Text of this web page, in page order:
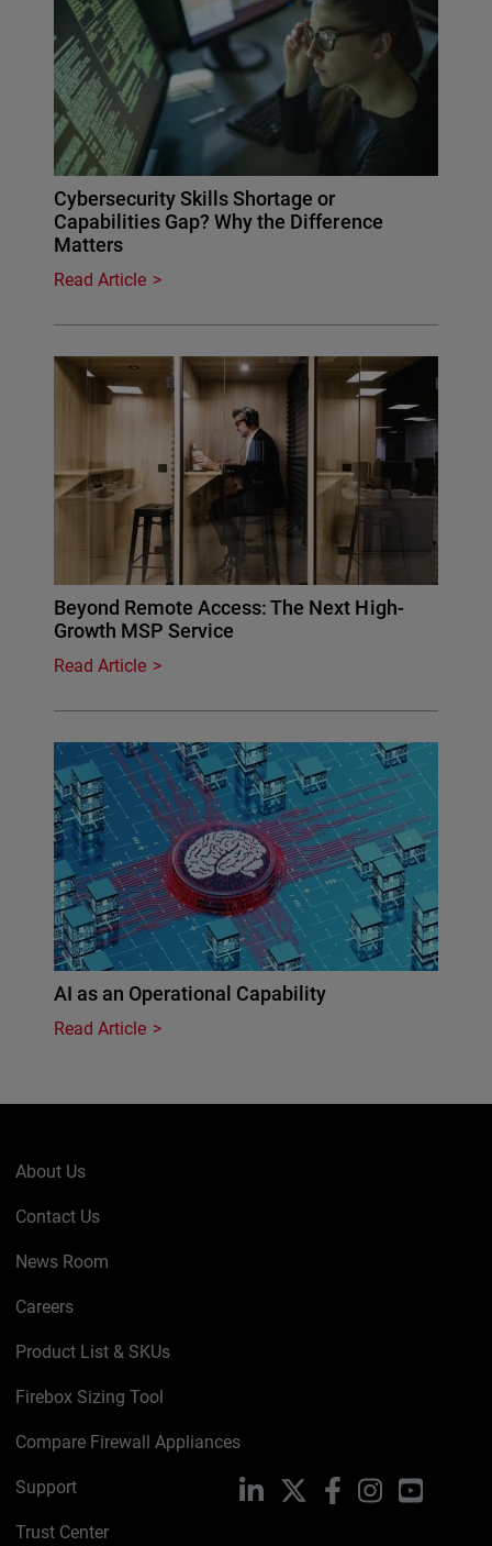
Cybersecurity Skills Shortage or
Capabilities Gap? Why the Difference
Matters
Read Article
Beyond Remote Access: The Next High-
Growth MSP Service
Read Article
AI as an Operational Capability
Read Article
About Us
Contact Us
News Room
Careers
Product List & SKUs
Firebox Sizing Tool
Compare Firewall Appliances
Support
Trust Center
LinkedIn FacebookInstagramYouTube